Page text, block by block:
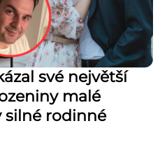
své největší
malé
silné rodinné